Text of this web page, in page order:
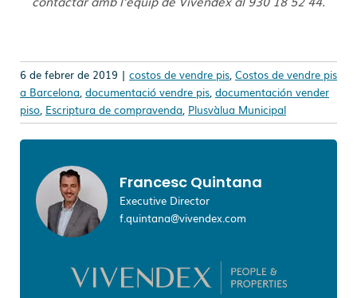
6 de febrer de 2019 | costos de vendre pis, Costos de vendre pis
a Barcelona, documentació vendre pis, documentación vender
piso, Escriptura de compravenda, Plusvàlua Municipal
Francesc Quintana
Executive Director
f.quintana@vivendex.com